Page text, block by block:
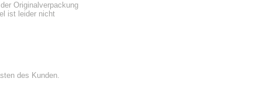
Originalverpackung
ist leider nicht
des Kunden.